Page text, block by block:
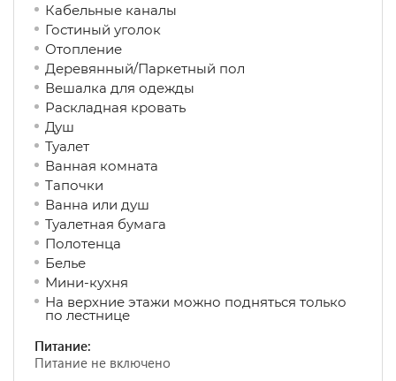
Кабельные каналы
Гостиный уголок
Отопление
Деревянный/Паркетный пол
Вешалка для одежды
Раскладная кровать
Душ
Туалет
Ванная комната
Тапочки
Ванна или душ
Туалетная бумага
Полотенца
Белье
Мини-кухня
На верхние этажи можно подняться только
по лестнице
Питание:
Питание не включено